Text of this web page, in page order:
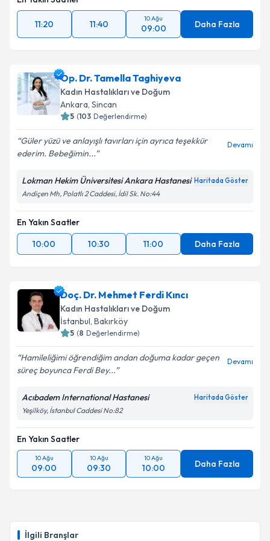
İlgili Branşlar
11:20 11:40
10 Ağu
09:00 Daha Fazla
Op. Dr. Tamella Taghiyeva
Kadın Hastalıkları ve Doğum
Ankara, Sincan
5 (103 Değerlendirme)
Güler yüzü ve anlayışlı tavırları için ayrıca teşekkür
ederim. Bebeğimin...
Devamı
Lokman Hekim Üniversitesi Ankara Hastanesi Haritada Göster
Andiçen Mh, Polatlı 2 Caddesi, İdil Sk. No:44
En Yakın Saatler
10:00
10:30 11:00 Daha Fazla
Doç. Dr. Mehmet Ferdi Kıncı
Kadın Hastalıkları ve Doğum
İstanbul, Bakırköy
5 (8 Değerlendirme)
Hamileliğimi öğrendiğim andan doğuma kadar geçen
süreç boyunca Ferdi Bey...
Devamı
Acıbadem International Hastanesi Haritada Göster
Yeşilköy, İstanbul Caddesi No:82
En Yakın Saatler
10 Ağu
09:00
10 Ağu
09:30
10 Ağu
10:00 Daha Fazla